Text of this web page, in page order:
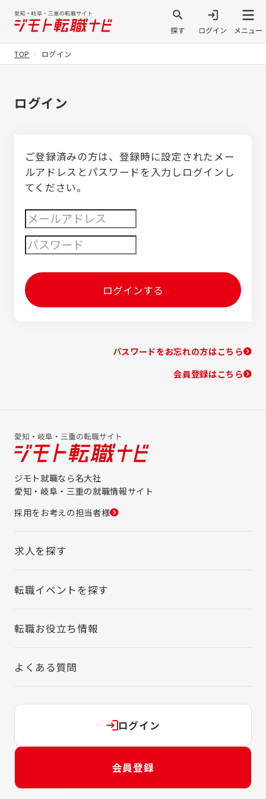
TOP ログイン
ログイン
ご登録済みの方は、登録時に設定されたメー
ルアドレスとパスワードを入力しログインし
てください。
ログインする
パスワードをお忘れの方はこちら
会員登録はこちら
ジモト就職なら名大社
愛知・岐阜・三重の就職情報サイト
採用をお考えの担当者様
求人を探す
転職イベントを探す
転職お役立ち情報
よくある質問
ログイン
会員登録